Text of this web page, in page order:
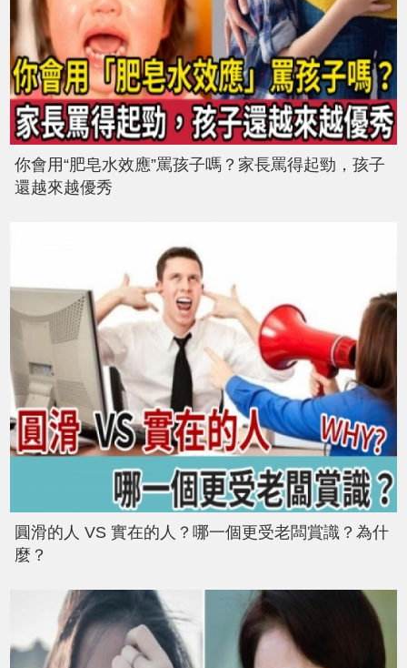
你會用“肥皂水效應”罵孩子嗎？家長罵得起勁，孩子
還越來越優秀
圓滑的人 VS 實在的人？哪一個更受老闆賞識？為什
麼？